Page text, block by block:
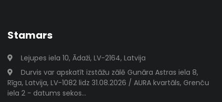
Stamars
Lejupes iela 10, Ādaži, LV-2164, Latvija
Durvis var apskatīt izstāžu zālē Gunāra Astras iela 8,
Rīga, Latvija, LV-1082 lidz 31.08.2026 / AURA kvartāls, Grenču
iela 2 - datums sekos...